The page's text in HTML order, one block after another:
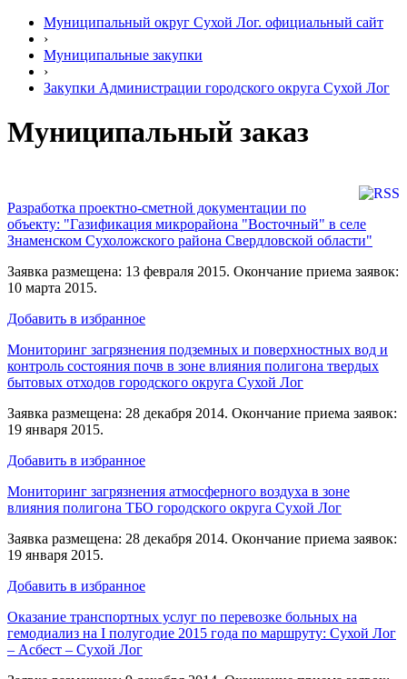
Муниципальный округ Сухой Лог. официальный сайт
›
Муниципальные закупки
›
Закупки Администрации городского округа Сухой Лог
Муниципальный заказ
Разработка проектно-сметной документации по
объекту: "Газификация микрорайона "Восточный" в селе
Знаменском Сухоложского района Свердловской области"
Заявка размещена: 13 февраля 2015. Окончание приема заявок:
10 марта 2015.
Добавить в избранное
Мониторинг загрязнения подземных и поверхностных вод и
контроль состояния почв в зоне влияния полигона твердых
бытовых отходов городского округа Сухой Лог
Заявка размещена: 28 декабря 2014. Окончание приема заявок:
19 января 2015.
Добавить в избранное
Мониторинг загрязнения атмосферного воздуха в зоне
влияния полигона ТБО городского округа Сухой Лог
Заявка размещена: 28 декабря 2014. Окончание приема заявок:
19 января 2015.
Добавить в избранное
Оказание транспортных услуг по перевозке больных на
гемодиализ на I полугодие 2015 года по маршруту: Сухой Лог
– Асбест – Сухой Лог